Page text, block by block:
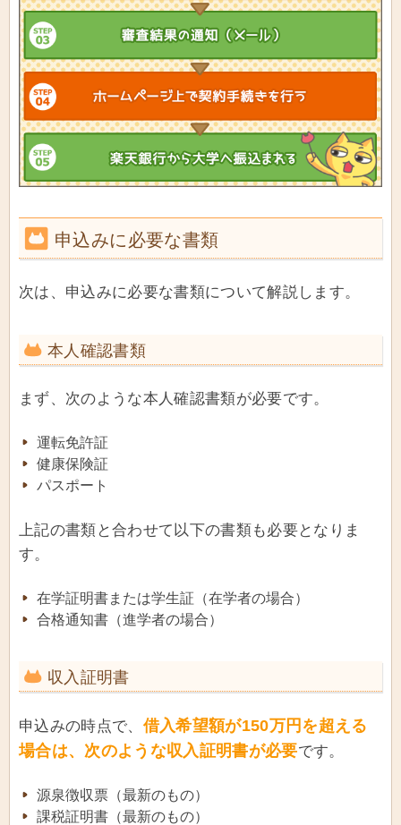
申込みに必要な書類
次は、申込みに必要な書類について解説します。
本人確認書類
まず、次のような本人確認書類が必要です。
運転免許証
健康保険証
パスポート
上記の書類と合わせて以下の書類も必要となりま
す。
在学証明書または学生証（在学者の場合）
合格通知書（進学者の場合）
収入証明書
申込みの時点で、 借入希望額が150万円を超える
場合は、次のような収入証明書が必要です。
源泉徴収票（最新のもの）
課税証明書（最新のもの）